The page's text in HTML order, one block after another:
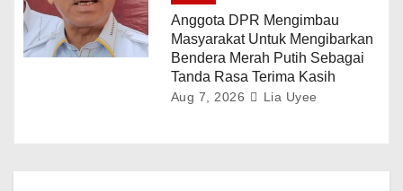
Anggota DPR Mengimbau
Masyarakat Untuk Mengibarkan
Bendera Merah Putih Sebagai
Tanda Rasa Terima Kasih
Aug 7, 2026 Lia Uyee